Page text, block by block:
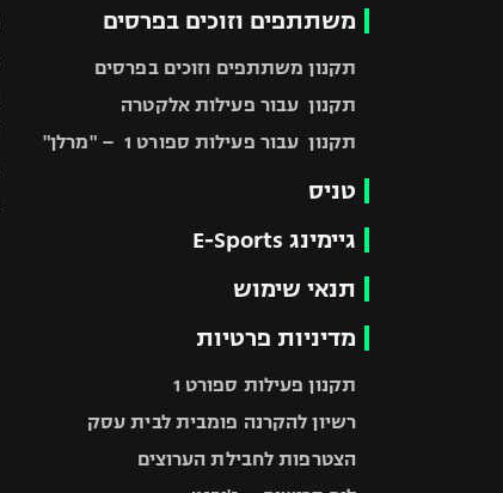
משתתפים וזוכים בפרסים
תקנון משתתפים וזוכים בפרסים
תקנון עבור פעילות אלקטרה
תקנון עבור פעילות ספורט 1 – "מרלן"
טניס
גיימינג E-Sports
תנאי שימוש
מדיניות פרטיות
תקנון פעילות ספורט 1
רשיון להקרנה פומבית לבית עסק
הצטרפות לחבילת הערוצים